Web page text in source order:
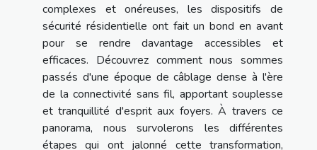
complexes et onéreuses, les dispositifs de
sécurité résidentielle ont fait un bond en avant
pour se rendre davantage accessibles et
efficaces. Découvrez comment nous sommes
passés d'une époque de câblage dense à l'ère
de la connectivité sans fil, apportant souplesse
et tranquillité d'esprit aux foyers. À travers ce
panorama, nous survolerons les différentes
étapes qui ont jalonné cette transformation,